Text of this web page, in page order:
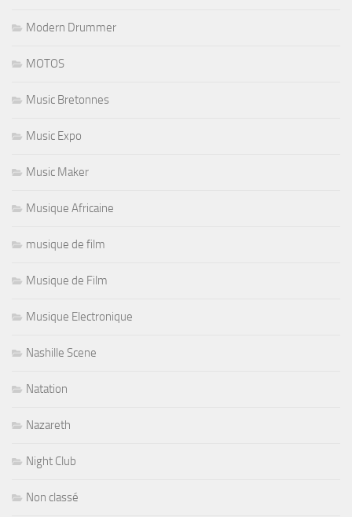
Modern Drummer
MOTOS
Music Bretonnes
Music Expo
Music Maker
Musique Africaine
musique de film
Musique de Film
Musique Electronique
Nashille Scene
Natation
Nazareth
Night Club
Non classé